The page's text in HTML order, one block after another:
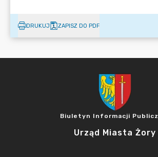
DRUKUJ ZAPISZ DO PDF
Biuletyn Informacji
Urząd Miasta Żory